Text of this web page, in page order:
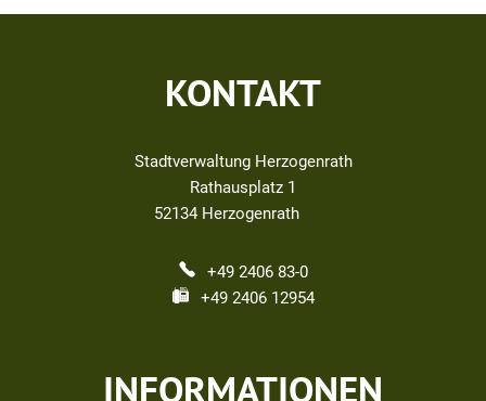
KONTAKT
Stadtverwaltung Herzogenrath
Rathausplatz 1
52134 Herzogenrath
+49 2406 83-0
+49 2406 12954
INFORMATIONEN